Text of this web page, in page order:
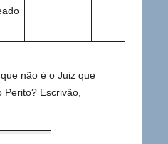
não é o Juiz que
Perito? Escrivão,